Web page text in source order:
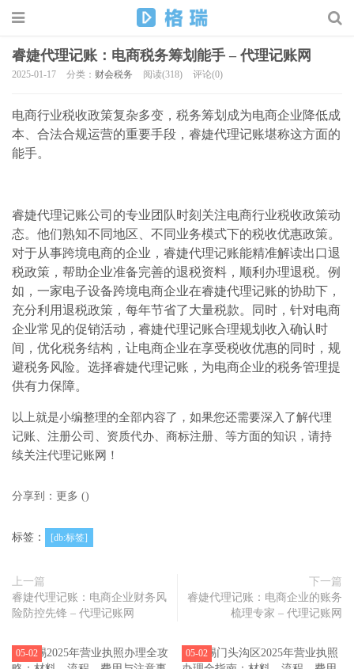
睿婕代理记账：电商税务筹划能手 – 代理记账网
2025-01-17 分类： 财会税务 阅读(318) 评论(0)
电商行业税收政策复杂多变，税务筹划成为电商企业降低成
本、合法合规运营的重要手段，睿婕代理记账堪称这方面的
能手。
睿婕代理记账公司的专业团队时刻关注电商行业税收政策动
态。他们熟知不同地区、不同业务模式下的税收优惠政策。
对于从事跨境电商的企业，睿婕代理记账能精准解读出口退
税政策，帮助企业准备完善的退税资料，顺利办理退税。例
如，一家电子设备跨境电商企业在睿婕代理记账的协助下，
充分利用退税政策，每年节省了大量税款。同时，针对电商
企业常见的促销活动，睿婕代理记账合理规划收入确认时
间，优化税务结构，让电商企业在享受税收优惠的同时，规
避税务风险。选择睿婕代理记账，为电商企业的税务管理提
供有力保障。
以上就是小编整理的全部内容了，如果您还需要深入了解代理
记账、注册公司、资质代办、商标注册、等方面的知识，请持
续关注代理记账网！
分享到： 更多 ()
标签： [db:标签]
上一篇
睿婕代理记账：电商企业财务风
险防控先锋 – 代理记账网
下一篇
睿婕代理记账：电商企业的账务
梳理专家 – 代理记账网
05-02 05-02